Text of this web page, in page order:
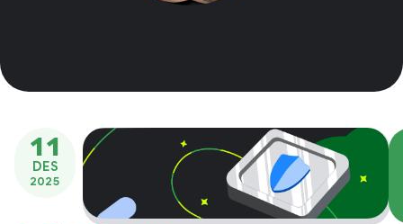
11
DES
2025